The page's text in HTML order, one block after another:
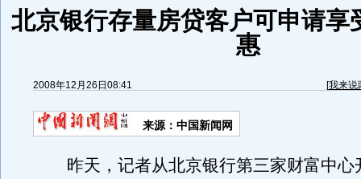
北京银行存量房贷客户可申请享
惠
2008年12月26日08:41 [我来说
来源：中国新闻网
昨天，记者从北京银行第三家财富中心